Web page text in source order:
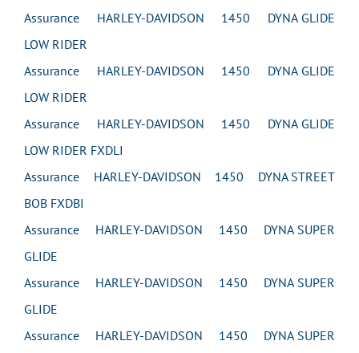
Assurance HARLEY-DAVIDSON 1450 DYNA GLIDE
LOW RIDER
Assurance HARLEY-DAVIDSON 1450 DYNA GLIDE
LOW RIDER
Assurance HARLEY-DAVIDSON 1450 DYNA GLIDE
LOW RIDER FXDLI
Assurance HARLEY-DAVIDSON 1450 DYNA STREET
BOB FXDBI
Assurance HARLEY-DAVIDSON 1450 DYNA SUPER
GLIDE
Assurance HARLEY-DAVIDSON 1450 DYNA SUPER
GLIDE
Assurance HARLEY-DAVIDSON 1450 DYNA SUPER